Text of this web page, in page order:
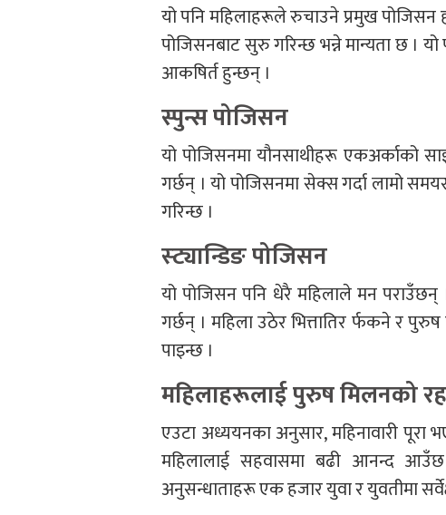
यो पनि महिलाहरूले रुचाउने प्रमुख पोजिसन
पोजिसनबाट सुरु गरिन्छ भन्ने मान्यता छ ।
आकषिर्त हुन्छन् ।
स्पुन्स पोजिसन
यो पोजिसनमा यौनसाथीहरू एकअर्काको
गर्छन् । यो पोजिसनमा सेक्स गर्दा लामो
गरिन्छ ।
स्ट्यान्डिङ पोजिसन
यो पोजिसन पनि धेरै महिलाले मन
गर्छन् । महिला उठेर भित्तातिर र्फकने र
पाइन्छ ।
महिलाहरूलाई पुरुष मिलनको
एउटा अध्ययनका अनुसार, महिनावारी पूरा
महिलालाई सहवासमा बढी आनन्द आउँछ
अनुसन्धाताहरू एक हजार युवा र युवतीमा